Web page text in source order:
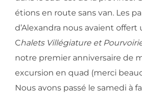
étions en route sans van. Les
d’Alexandra nous avaient offert
Chalets Villégiature et
notre premier anniversaire de
excursion en quad (merci
Nous avons passé le samedi à